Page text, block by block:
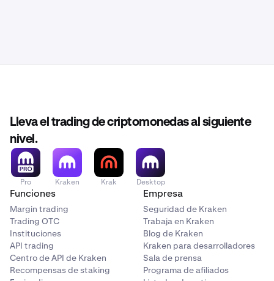
Lleva el trading de criptomonedas al siguiente
nivel.
Pro Kraken Krak Desktop
Funciones
Margin trading
Trading OTC
Instituciones
API trading
Centro de API de Kraken
Recompensas de staking
Empresa
Seguridad de Kraken
Trabaja en Kraken
Blog de Kraken
Kraken para desarrolladores
Sala de prensa
Programa de afiliados